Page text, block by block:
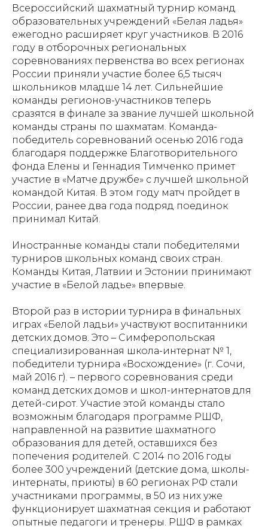
Всероссийский шахматный турнир команд
образовательных учреждений «Белая ладья»
ежегодно расширяет круг участников. В 2016
году в отборочных региональных
соревнованиях первенства во всех регионах
России приняли участие более 6,5 тысяч
школьников младше 14 лет. Сильнейшие
команды регионов-участников теперь
сразятся в финале за звание лучшей школьной
команды страны по шахматам. Команда-
победитель соревнований осенью 2016 года
благодаря поддержке Благотворительного
фонда Елены и Геннадия Тимченко примет
участие в «Матче дружбе» с лучшей школьной
командой Китая. В этом году матч пройдет в
России, ранее два года подряд поединок
принимал Китай.
Иностранные команды стали победителями
турниров школьных команд своих стран.
Команды Китая, Латвии и Эстонии принимают
участие в «Белой ладье» впервые.
Второй раз в истории турнира в финальных
играх «Белой ладьи» участвуют воспитанники
детских домов. Это – Симферопольская
специализированная школа-интернат № 1,
победители турнира «Восхождение» (г. Сочи,
май 2016 г). – первого соревнования среди
команд детских домов и школ-интернатов для
детей-сирот. Участие этой команды стало
возможным благодаря программе РШФ,
направленной на развитие шахматного
образования для детей, оставшихся без
попечения родителей. С 2014 по 2016 годы
более 300 учреждений (детские дома, школы-
интернаты, приюты) в 60 регионах РФ стали
участниками программы, в 50 из них уже
функционирует шахматная секция и работают
опытные педагоги и тренеры. РШФ в рамках